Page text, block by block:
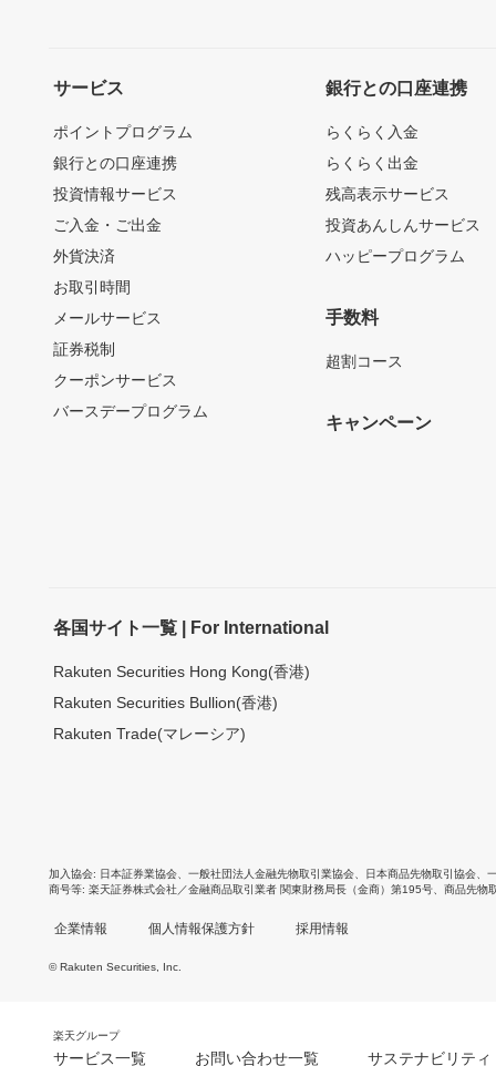
サービス
ポイントプログラム
銀行との口座連携
投資情報サービス
ご入金・ご出金
外貨決済
お取引時間
メールサービス
証券税制
クーポンサービス
バースデープログラム
銀行との口座連携
らくらく入金
らくらく出金
残高表示サービス
投資あんしんサービス
ハッピープログラム
手数料
超割コース
キャンペーン
各国サイト一覧 | For International
Rakuten Securities Hong Kong(香港)
Rakuten Securities Bullion(香港)
Rakuten Trade(マレーシア)
加入協会 日本証券業協会 一般社団法人金融先物取引業協会 日本商品先物取引協会
商号等 楽天証券株式会社／金融商品取引業者 関東財務局長（金商）第195号、商品先物
企業情報 個人情報保護方針 採用情報
© Rakuten Securities, Inc.
楽天グループ
サービス一覧 お問い合わせ一覧 サステナビリティ